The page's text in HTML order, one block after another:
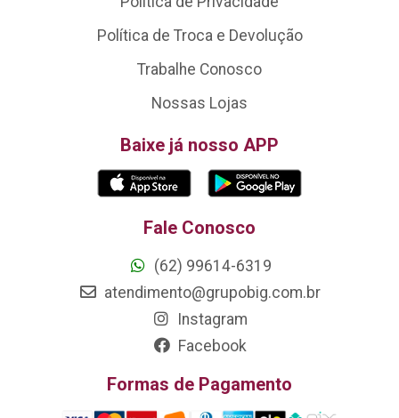
Política de Troca e Devolução
Trabalhe Conosco
Nossas Lojas
Baixe já nosso APP
Fale Conosco
(62) 99614-6319
atendimento@grupobig.com.br
Instagram
Facebook
Formas de Pagamento